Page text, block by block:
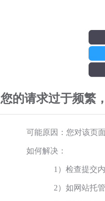
您的请求过于频繁
可能原因：您对该页
如何解决：
1）检查提交
2）如网站托